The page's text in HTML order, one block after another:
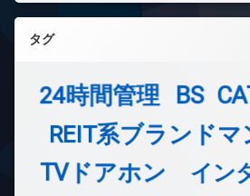
タグ
24時間管理 BS
REIT系ブランド
TVドアホン イン